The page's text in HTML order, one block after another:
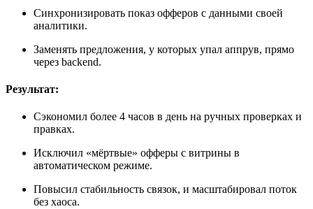
Синхронизировать показ офферов с данными своей
аналитики.
Заменять предложения, у которых упал аппрув, прямо
через backend.
Результат:
Сэкономил более 4 часов в день на ручных проверках и
правках.
Исключил «мёртвые» офферы с витрины в
автоматическом режиме.
Повысил стабильность связок, и масштабировал поток
без хаоса.